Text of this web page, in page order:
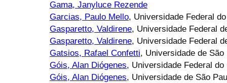
Gama, Janyluce Rezende
Garcias, Paulo Mello, Universidade Federal
Gasparetto, Valdirene, Universidade Federal
Gasparetto, Valdirene, Universidade Federal
Gatsios, Rafael Confetti, Universidade de São
Góis, Alan Diógenes, Universidade Federal
Góis, Alan Diógenes, Universidade de São